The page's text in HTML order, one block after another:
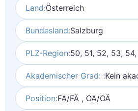
Land:Österreich
Bundesland:Salzburg
PLZ-Region:50, 51, 52, 53,
Akademischer Grad: :Kein
Position:FA/FÄ , OA/OÄ